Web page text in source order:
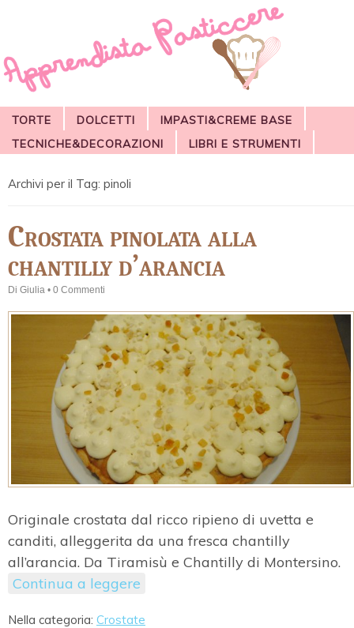
TORTE DOLCETTI
IMPASTI&CREME BASE
TECNICHE&DECORAZIONI
LIBRI E STRUMENTI
Archivi per il Tag: pinoli
Crostata pinolata alla
chantilly d’arancia
Di Giulia • 0 Commenti
Originale crostata dal ricco ripieno di uvetta e
canditi, alleggerita da una fresca chantilly
all’arancia. Da Tiramisù e Chantilly di Montersino.
Continua a leggere
Nella categoria: Crostate